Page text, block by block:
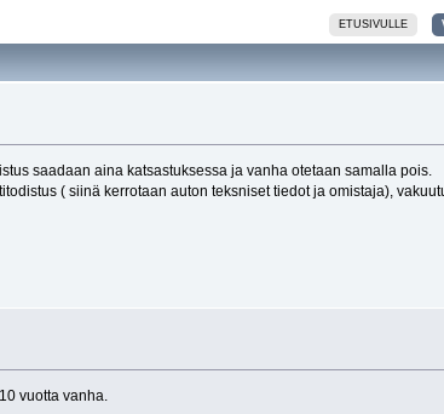
ETUSIVULLE
saadaan aina katsastuksessa ja vanha otetaan samalla pois.
( siinä kerrotaan auton teksniset tiedot ja omistaja),
vuotta vanha.